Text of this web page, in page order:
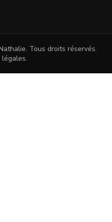
. Tous droits réservés.
légales.